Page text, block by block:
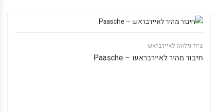
ציוד נילווה לאיירבראש
חיבור מהיר לאיירבראש – Paasche